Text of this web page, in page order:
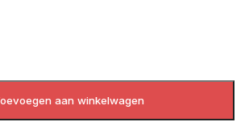
aan winkelwagen